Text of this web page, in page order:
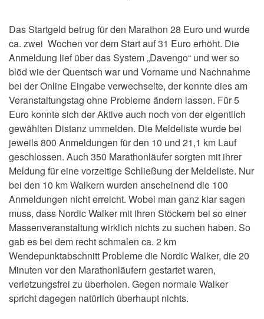
Das Startgeld betrug für den Marathon 28 Euro und wurde
ca. zwei Wochen vor dem Start auf 31 Euro erhöht. Die
Anmeldung lief über das System „Davengo“ und wer so
blöd wie der Quentsch war und Vorname und Nachnahme
bei der Online Eingabe verwechselte, der konnte dies am
Veranstaltungstag ohne Probleme ändern lassen. Für 5
Euro konnte sich der Aktive auch noch von der eigentlich
gewählten Distanz ummelden. Die Meldeliste wurde bei
jeweils 800 Anmeldungen für den 10 und 21,1 km Lauf
geschlossen. Auch 350 Marathonläufer sorgten mit ihrer
Meldung für eine vorzeitige Schließung der Meldeliste. Nur
bei den 10 km Walkern wurden anscheinend die 100
Anmeldungen nicht erreicht. Wobei man ganz klar sagen
muss, dass Nordic Walker mit ihren Stöckern bei so einer
Massenveranstaltung wirklich nichts zu suchen haben. So
gab es bei dem recht schmalen ca. 2 km
Wendepunktabschnitt Probleme die Nordic Walker, die 20
Minuten vor den Marathonläufern gestartet waren,
verletzungsfrei zu überholen. Gegen normale Walker
spricht dagegen natürlich überhaupt nichts.